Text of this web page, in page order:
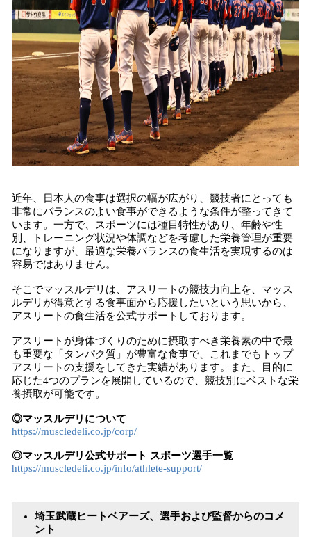
近年、日本人の食事は選択の幅が広がり、競技者にとっても
非常にバランスのよい食事ができるような条件が整ってきて
います。一方で、スポーツには種目特性があり、年齢や性
別、トレーニング状況や体調などを考慮した栄養管理が重要
になりますが、最適な栄養バランスの食生活を実現するのは
容易ではありません。
そこでマッスルデリは、アスリートの競技力向上を、マッス
ルデリが得意とする食事面から応援したいという思いから、
アスリートの食生活を公式サポートしております。
アスリートが身体づくりのために摂取すべき栄養素の中で最
も重要な「タンパク質」が豊富な食事で、これまでもトップ
アスリートの支援をしてきた実績があります。また、目的に
応じた4つのプランを展開しているので、競技別にベストな栄
養摂取が可能です。
◎マッスルデリについて
https://muscledeli.co.jp/corp/
◎マッスルデリ公式サポート スポーツ選手一覧
https://muscledeli.co.jp/info/athlete-support/
埼玉武蔵ヒートベアーズ、選手および監督からのコメ
ント